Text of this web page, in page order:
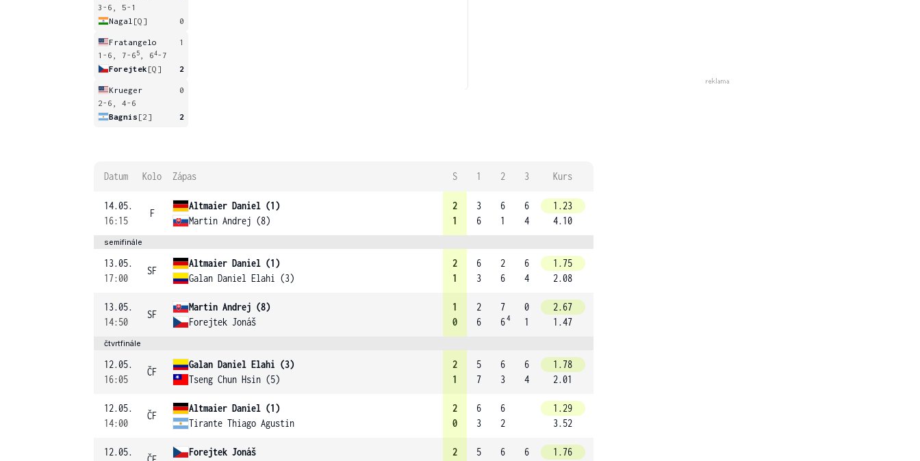
3-6, 5-1
Nagal [Q] 0
Fratangelo
1
1-6, 7-6 5 , 64-7
Forejtek [Q] 2
Krueger
0
2-6, 4-6
Bagnis [2] 2
Datum Kolo Zápas S 1 2 3 Kurs
14.05.
16:15
F
Altmaier Daniel (1)
Martin Andrej (8)
2
1
3
6
6
1
6
4
1.23
4.10
semifinále
13.05.
17:00
SF
Altmaier Daniel (1)
Galan Daniel Elahi (3)
2
1
6
3
2
6
6
4
1.75
2.08
13.05.
14:50
SF
Martin Andrej (8)
Forejtek Jonáš
1
0
2
6
7
64
0
1
2.67
1.47
čtvrtfinále
12.05.
16:05
ČF
Galan Daniel Elahi (3)
Tseng Chun Hsin (5)
2
1
5
7
6
3
6
4
1.78
2.01
12.05.
14:00
ČF
Altmaier Daniel (1)
Tirante Thiago Agustin
2
0
6
3
6
2
1.29
3.52
12.05.
Forejtek Jonáš
2
5
6
6
1.76